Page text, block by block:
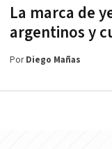
La marca de
argentinos y
PorDiego Mañas